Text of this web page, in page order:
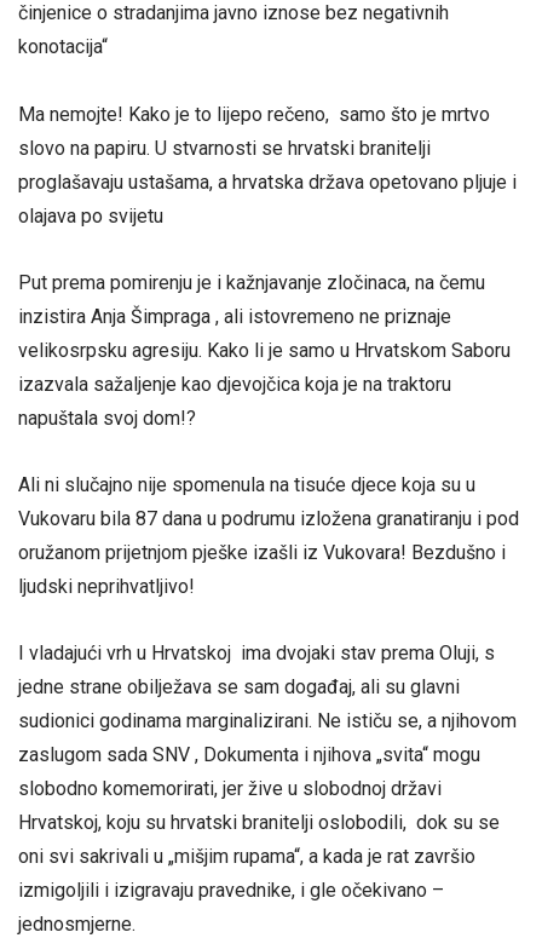
činjenice o stradanjima javno iznose bez negativnih
konotacija“
Ma nemojte! Kako je to lijepo rečeno, samo što je mrtvo
slovo na papiru. U stvarnosti se hrvatski branitelji
proglašavaju ustašama, a hrvatska država opetovano pljuje i
olajava po svijetu
Put prema pomirenju je i kažnjavanje zločinaca, na čemu
inzistira Anja Šimpraga , ali istovremeno ne priznaje
velikosrpsku agresiju. Kako li je samo u Hrvatskom Saboru
izazvala sažaljenje kao djevojčica koja je na traktoru
napuštala svoj dom!?
Ali ni slučajno nije spomenula na tisuće djece koja su u
Vukovaru bila 87 dana u podrumu izložena granatiranju i pod
oružanom prijetnjom pješke izašli iz Vukovara! Bezdušno i
ljudski neprihvatljivo!
I vladajući vrh u Hrvatskoj ima dvojaki stav prema Oluji, s
jedne strane obilježava se sam događaj, ali su glavni
sudionici godinama marginalizirani. Ne ističu se, a njihovom
zaslugom sada SNV , Dokumenta i njihova „svita“ mogu
slobodno komemorirati, jer žive u slobodnoj državi
Hrvatskoj, koju su hrvatski branitelji oslobodili, dok su se
oni svi sakrivali u „mišjim rupama“, a kada je rat završio
izmigoljili i izigravaju pravednike, i gle očekivano –
jednosmjerne.